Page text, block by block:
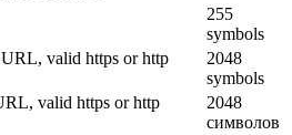
255
symbols
valid https or http
2048
symbols
valid https or http
2048
символов